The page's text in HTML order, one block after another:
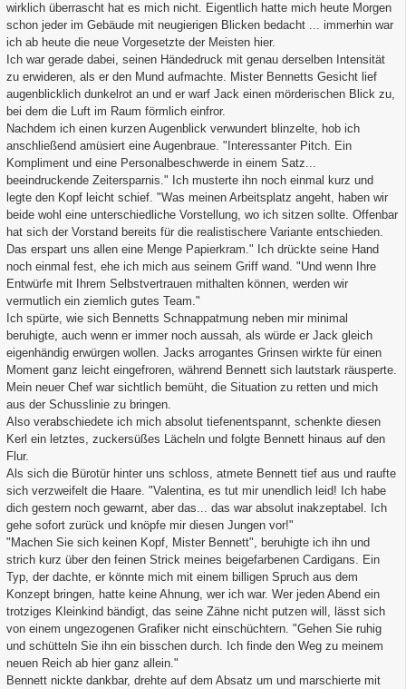
wirklich überrascht hat es mich nicht. Eigentlich hatte mich heute Morgen
schon jeder im Gebäude mit neugierigen Blicken bedacht ... immerhin war
ich ab heute die neue Vorgesetzte der Meisten hier.
Ich war gerade dabei, seinen Händedruck mit genau derselben Intensität
zu erwideren, als er den Mund aufmachte. Mister Bennetts Gesicht lief
augenblicklich dunkelrot an und er warf Jack einen mörderischen Blick zu,
bei dem die Luft im Raum förmlich einfror.
Nachdem ich einen kurzen Augenblick verwundert blinzelte, hob ich
anschließend amüsiert eine Augenbraue. "Interessanter Pitch. Ein
Kompliment und eine Personalbeschwerde in einem Satz...
beeindruckende Zeitersparnis." Ich musterte ihn noch einmal kurz und
legte den Kopf leicht schief. "Was meinen Arbeitsplatz angeht, haben wir
beide wohl eine unterschiedliche Vorstellung, wo ich sitzen sollte. Offenbar
hat sich der Vorstand bereits für die realistischere Variante entschieden.
Das erspart uns allen eine Menge Papierkram." Ich drückte seine Hand
noch einmal fest, ehe ich mich aus seinem Griff wand. "Und wenn Ihre
Entwürfe mit Ihrem Selbstvertrauen mithalten können, werden wir
vermutlich ein ziemlich gutes Team."
Ich spürte, wie sich Bennetts Schnappatmung neben mir minimal
beruhigte, auch wenn er immer noch aussah, als würde er Jack gleich
eigenhändig erwürgen wollen. Jacks arrogantes Grinsen wirkte für einen
Moment ganz leicht eingefroren, während Bennett sich lautstark räusperte.
Mein neuer Chef war sichtlich bemüht, die Situation zu retten und mich
aus der Schusslinie zu bringen.
Also verabschiedete ich mich absolut tiefenentspannt, schenkte diesen
Kerl ein letztes, zuckersüßes Lächeln und folgte Bennett hinaus auf den
Flur.
Als sich die Bürotür hinter uns schloss, atmete Bennett tief aus und raufte
sich verzweifelt die Haare. "Valentina, es tut mir unendlich leid! Ich habe
dich gestern noch gewarnt, aber das... das war absolut inakzeptabel. Ich
gehe sofort zurück und knöpfe mir diesen Jungen vor!"
"Machen Sie sich keinen Kopf, Mister Bennett", beruhigte ich ihn und
strich kurz über den feinen Strick meines beigefarbenen Cardigans. Ein
Typ, der dachte, er könnte mich mit einem billigen Spruch aus dem
Konzept bringen, hatte keine Ahnung, wer ich war. Wer jeden Abend ein
trotziges Kleinkind bändigt, das seine Zähne nicht putzen will, lässt sich
von einem ungezogenen Grafiker nicht einschüchtern. "Gehen Sie ruhig
und schütteln Sie ihn ein bisschen durch. Ich finde den Weg zu meinem
neuen Reich ab hier ganz allein."
Bennett nickte dankbar, drehte auf dem Absatz um und marschierte mit